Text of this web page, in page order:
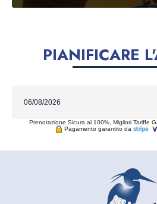
PIANIFICARE
Prenotazione Sicura al 100%, Migliori Tariffe
Pagamento garantito da